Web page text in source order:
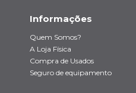
Informações
Quem Somos?
A Loja Física
Compra de Usados
Seguro de equipamento